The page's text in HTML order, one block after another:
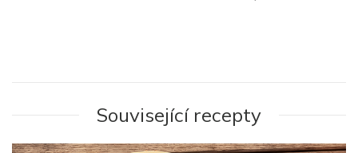
Související recepty